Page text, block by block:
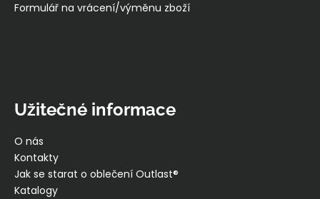
Formulář na vrácení/výměnu zboží
Užitečné informace
O nás
Kontakty
Jak se starat o oblečení Outlast®
Katalogy